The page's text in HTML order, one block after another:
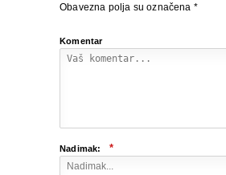
Obavezna polja su označena *
Komentar
Nadimak: *